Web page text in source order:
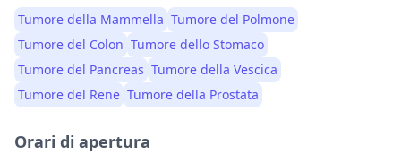
Tumore della Mammella Tumore del Polmone
Tumore del Colon Tumore dello Stomaco
Tumore del Pancreas Tumore della Vescica
Tumore del Rene Tumore della Prostata
Orari di apertura